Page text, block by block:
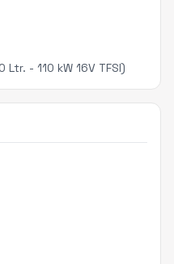
- 110 kW 16V TFSI)